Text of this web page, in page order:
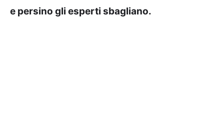
e persino gli esperti sbagliano.